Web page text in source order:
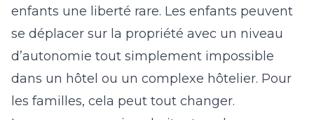
enfants une liberté rare. Les enfants peuvent
se déplacer sur la propriété avec un niveau
d’autonomie tout simplement impossible
dans un hôtel ou un complexe hôtelier. Pour
les familles, cela peut tout changer.